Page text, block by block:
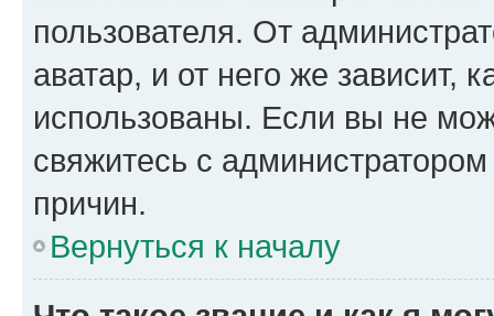
пользователя. От
аватар, и от него же зависит,
использованы. Если вы не
свяжитесь с
причин.
Вернуться к началу